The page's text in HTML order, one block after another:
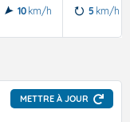
10 km/h 5 km/h
METTRE À JOUR